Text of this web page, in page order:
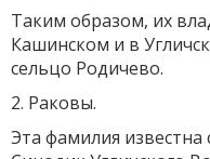
Таким образом, их
Кашинском и в
сельцо Родичево.
2. Раковы.
Эта фамилия известна